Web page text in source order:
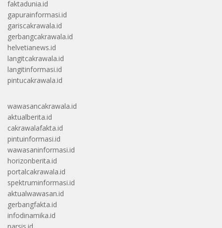
faktadunia.id
gapurainformasi.id
gariscakrawala.id
gerbangcakrawala.id
helvetianews.id
langitcakrawala.id
langitinformasi.id
pintucakrawala.id
wawasancakrawala.id
aktualberita.id
cakrawalafakta.id
pintuinformasi.id
wawasaninformasi.id
horizonberita.id
portalcakrawala.id
spektruminformasi.id
aktualwawasan.id
gerbangfakta.id
infodinamika.id